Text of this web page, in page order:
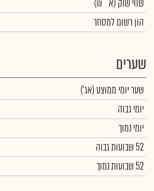
שווי שוק (א` ₪)
הון רשום למסחר
שערים
שער יומי ממוצע(אג')
יומי גבוה
יומי נמוך
52 שבועות גבוה
52 שבועות נמוך